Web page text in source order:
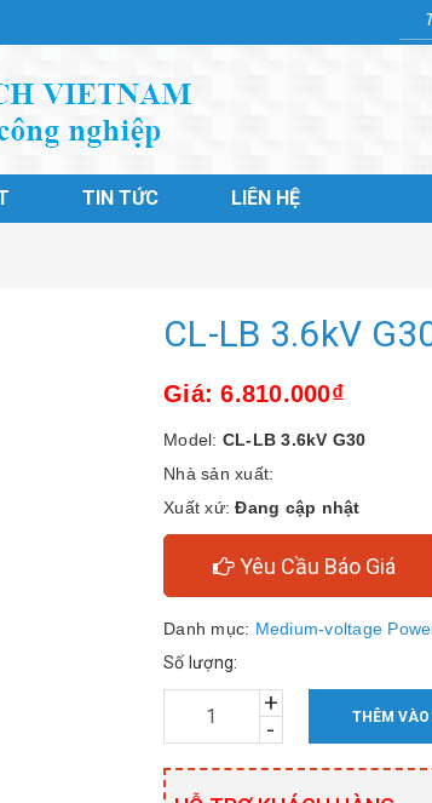
TIN TỨC LIÊN HỆ
CL-LB 3.6kV
Giá: 6.810.000₫
Model: CL-LB 3.6kV G30
Nhà sản xuất:
Xuất xứ:Đang cập nhật
Yêu Cầu Báo Giá
Danh mục: Medium-voltage
Số lượng:
+
-
THÊM